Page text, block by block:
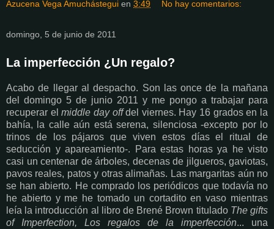
Azucena Vega Amuchástegui en 3:49 No hay comentarios:
domingo, 5 de junio de 2011
La imperfección ¿Un regalo?
Acabo de llegar al despacho. Son las once de la mañana
del domingo 5 de junio 2011 y me pongo a trabajar para
recuperar elmiddle day offdel viernes. Hay 16 grados en la
bahía, la calle aún está serena, silenciosa -excepto por lo
trinos de los pájaros que viven estos días el ritual de
seducción y apareamiento-. Para estas horas ya he visto
casi un centenar de árboles, decenas de jilgueros, gaviotas,
pavos reales, patos y otras alimañas. Las margaritas aún no
se han abierto. He comprado los periódicos que todavía no
he abierto y me he tomado un cortadito en vaso mientras
leía la introducción al libro de Brené Brown titulado The gifts
of Imperfection,
Los regalos de la imperfección... una